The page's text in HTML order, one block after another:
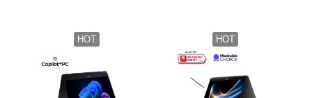
HOT HOT